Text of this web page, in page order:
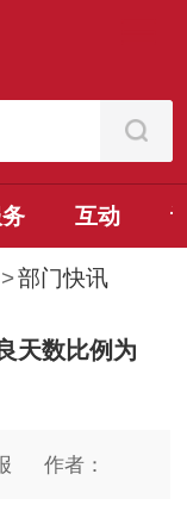
互动
>部门快讯
天数比例为
作者：